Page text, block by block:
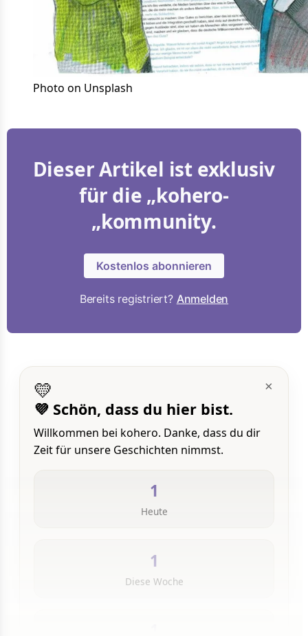
Photo on Unsplash
Dieser Artikel ist exklusiv
für die „kohero-
„kommunity.
Kostenlos abonnieren
Bereits registriert? Anmelden
×
💛
💜 Schön, dass du hier bist.
Willkommen bei kohero. Danke, dass du dir
Zeit für unsere Geschichten nimmst.
1
Heute
1
Diese Woche